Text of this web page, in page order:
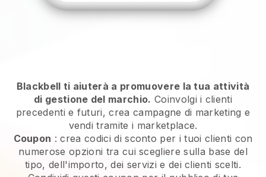
Blackbell ti aiuterà a promuovere la tua attività
di gestione del marchio. Coinvolgi i clienti
precedenti e futuri, crea campagne di marketing e
vendi tramite i marketplace.
Coupon : crea codici di sconto per i tuoi clienti con
numerose opzioni tra cui scegliere sulla base del
tipo, dell'importo, dei servizi e dei clienti scelti.